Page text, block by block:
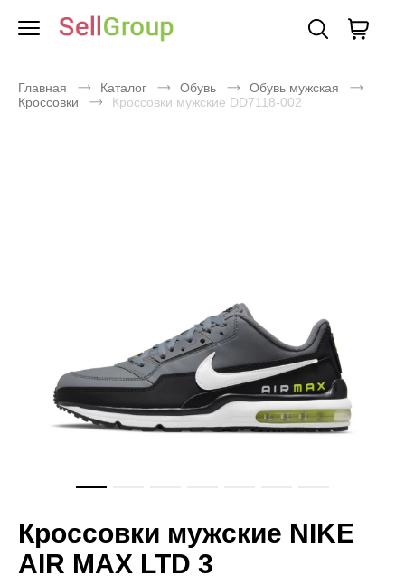
Главная Каталог Обувь
Обувь мужская
Кроссовки
Кроссовки мужские DD7118-002
Кроссовки мужские NIKE
AIR MAX LTD 3